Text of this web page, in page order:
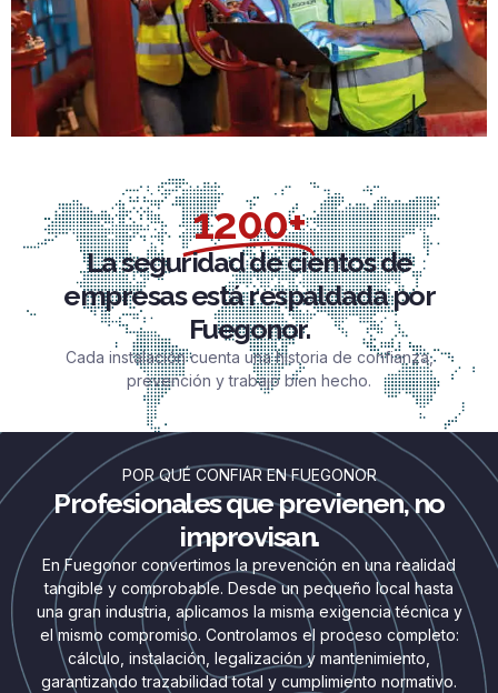
1200+
La seguridad de cientos de
empresas está respaldada por
Fuegonor.
Cada instalación cuenta una historia de confianza,
prevención y trabajo bien hecho.
POR QUÉ CONFIAR EN FUEGONOR
Profesionales que previenen, no
improvisan.
En Fuegonor convertimos la prevención en una realidad
tangible y comprobable. Desde un pequeño local hasta
una gran industria, aplicamos la misma exigencia técnica y
el mismo compromiso. Controlamos el proceso completo:
cálculo, instalación, legalización y mantenimiento,
garantizando trazabilidad total y cumplimiento normativo.